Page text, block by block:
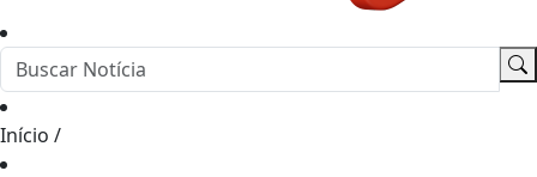
Início /